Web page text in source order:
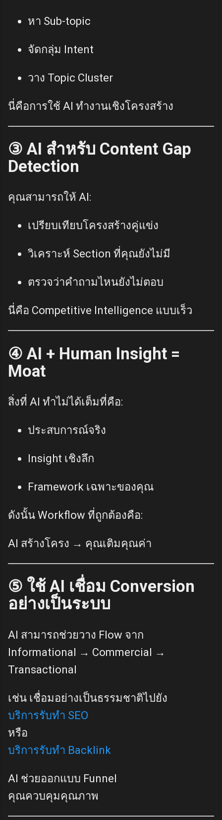
หา Sub-topic
จัดกลุ่ม Intent
วาง Topic Cluster
นี่คือการใช้ AI ทำงานเชิงโครงสร้าง
③ AI สำหรับ Content Gap
Detection
คุณสามารถให้ AI:
เปรียบเทียบโครงสร้างคู่แข่ง
วิเคราะห์ Section ที่คุณยังไม่มี
ตรวจว่าคำถามไหนยังไม่ตอบ
นี่คือ Competitive Intelligence แบบเร็ว
④ AI + Human Insight =
Moat
สิ่งที่ AI ทำไม่ได้เต็มที่คือ:
ประสบการณ์จริง
Insight เชิงลึก
Framework เฉพาะของคุณ
ดังนั้น Workflow ที่ถูกต้องคือ:
AI สร้างโครง → คุณเติมคุณค่า
⑤ ใช้ AI เชื่อม Conversion
อย่างเป็นระบบ
AI สามารถช่วยวาง Flow จาก
Informational → Commercial →
Transactional
เช่น เชื่อมอย่างเป็นธรรมชาติไปยัง
บริการรับทำ SEO
หรือ
บริการรับทำ Backlink
AI ช่วยออกแบบ Funnel
คุณควบคุมคุณภาพ